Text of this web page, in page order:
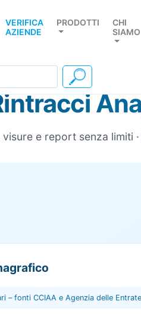
VERIFICA
AZIENDE
PRODOTTI
CHI
SIAMO
e report senza limiti
– fonti CCIAA e Agenzia delle